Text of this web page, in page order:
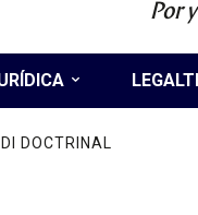
Por
DOCTRINAL